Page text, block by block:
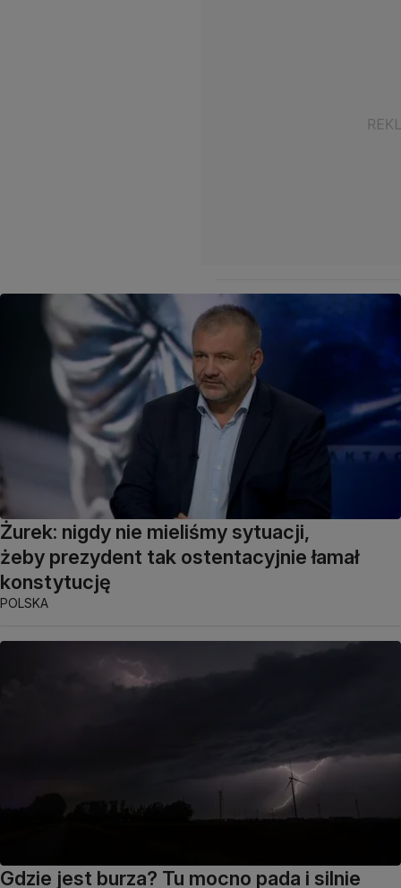
Żurek: nigdy nie mieliśmy sytuacji,
żeby prezydent tak ostentacyjnie łamał
konstytucję
POLSKA
Gdzie jest burza? Tu mocno pada i silnie